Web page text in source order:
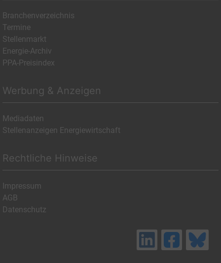
Branchenverzeichnis
Termine
Stellenmarkt
Energie-Archiv
PPA-Preisindex
Werbung & Anzeigen
Mediadaten
Stellenanzeigen Energiewirtschaft
Rechtliche Hinweise
Impressum
AGB
Datenschutz